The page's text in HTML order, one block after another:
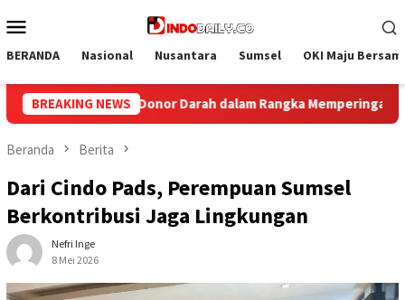
ke
Mobile
BERANDA Nasional Nusantara Sumsel OKI Maju
BREAKING NEWS
Darah dalam Rangka Memperingati HUT ke-81 Republik
Beranda Berita
Dari Cindo Pads, Perempuan Sumsel
Berkontribusi Jaga Lingkungan
Nefri Inge
8 Mei 2026